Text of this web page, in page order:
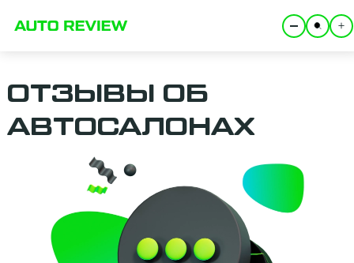
ОТЗЫВЫ ОБ
АВТОСАЛОНАХ